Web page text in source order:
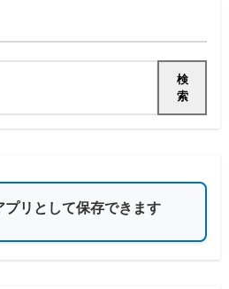
検
索
プリとして保存できます